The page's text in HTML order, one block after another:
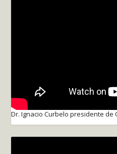
Dr. Ignacio Curbelo presidente de